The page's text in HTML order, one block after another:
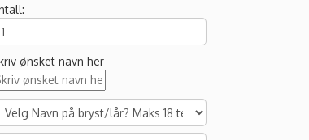
ønsket navn her